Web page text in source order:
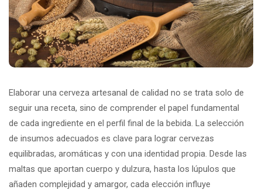
Elaborar una cerveza artesanal de calidad no se trata solo de
seguir una receta, sino de comprender el papel fundamental
de cada ingrediente en el perfil final de la bebida. La selección
de insumos adecuados es clave para lograr cervezas
equilibradas, aromáticas y con una identidad propia. Desde las
maltas que aportan cuerpo y dulzura, hasta los lúpulos que
añaden complejidad y amargor, cada elección influye